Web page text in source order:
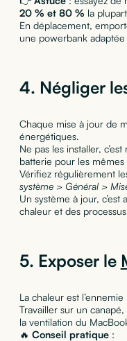
20 % et 80 % la
En déplacement,
une powerbank
4. Négliger
Chaque mise à jour de
énergétiques.
Ne pas les installer,
batterie pour les mêmes
Vérifiez régulièrement
système > Général >
Un système à jour,
chaleur et des
5. Exposer le
La chaleur est
Travailler sur un
la ventilation du
🔥 Conseil pratique: